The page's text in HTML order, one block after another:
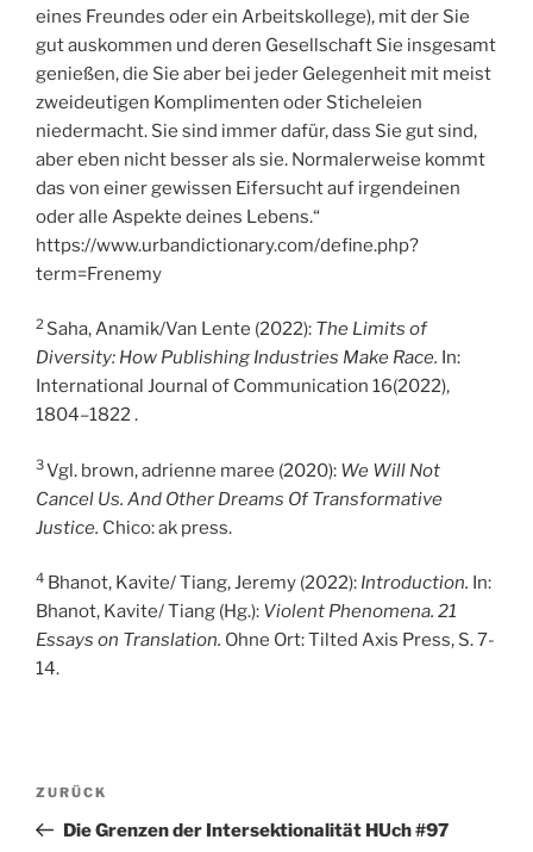
eines Freundes oder ein Arbeitskollege), mit der Sie
gut auskommen und deren Gesellschaft Sie insgesamt
genießen, die Sie aber bei jeder Gelegenheit mit meist
zweideutigen Komplimenten oder Sticheleien
niedermacht. Sie sind immer dafür, dass Sie gut sind,
aber eben nicht besser als sie. Normalerweise kommt
das von einer gewissen Eifersucht auf irgendeinen
oder alle Aspekte deines Lebens.“
https://www.urbandictionary.com/define.php?
term=Frenemy
2 Saha, Anamik/Van Lente (2022): The Limits of
Diversity: How Publishing Industries Make Race. In:
International Journal of Communication 16(2022),
1804–1822 .
3Vgl. brown, adrienne maree (2020): We Will Not
Cancel Us. And Other Dreams Of Transformative
Justice. Chico: ak press.
4 Bhanot, Kavite/ Tiang, Jeremy (2022): Introduction. In:
Bhanot, Kavite/ Tiang (Hg.): Violent Phenomena. 21
Essays on Translation. Ohne Ort: Tilted Axis Press, S. 7-
14.
Beitragsnavigation
Vorheriger
Beitrag
ZURÜCK
Die Grenzen der Intersektionalität HUch #97